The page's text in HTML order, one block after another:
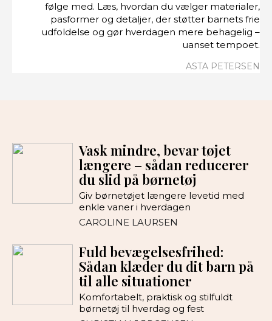
følge med. Læs, hvordan du vælger materialer,
pasformer og detaljer, der støtter barnets frie
udfoldelse og gør hverdagen mere behagelig –
uanset tempoet.
ASTA PETERSEN
Vask mindre, bevar tøjet
længere – sådan reducerer
du slid på børnetøj
Giv børnetøjet længere levetid med
enkle vaner i hverdagen
CAROLINE LAURSEN
Fuld bevægelsesfrihed:
Sådan klæder du dit barn på
til alle situationer
Komfortabelt, praktisk og stilfuldt
børnetøj til hverdag og fest